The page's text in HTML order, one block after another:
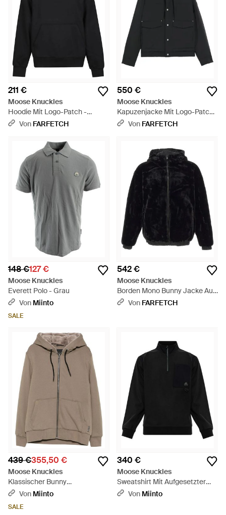
211 €
Moose Knuckles
Hoodie Mit Logo-Patch -
Schwarz
Von FARFETCH
550 €
Moose Knuckles
Kapuzenjacke Mit Logo-Patch -
Schwarz
Von FARFETCH
148 €127 €
Moose Knuckles
Everett Polo - Grau
Von Miinto
SALE
542 €
Moose Knuckles
Borden Mono Bunny Jacke Aus
Faux Fur - Blau
Von FARFETCH
439 €355,50 €
Moose Knuckles
Klassischer Bunny
Reißverschluss-Hoodie - Grau
Von Miinto
SALE
340 €
Moose Knuckles
Sweatshirt Mit Aufgesetzter
Tasche - Schwarz
Von Miinto